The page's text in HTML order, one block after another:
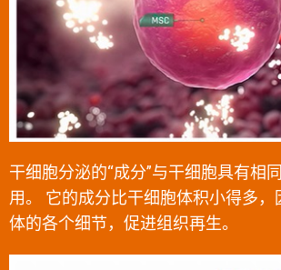
干细胞分泌的“成分”与干细胞具有相
用。 它的成分比干细胞体积小得多，
体的各个细节，促进组织再生。